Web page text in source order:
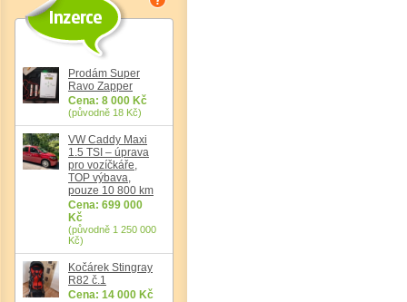
Prodám Super
Ravo Zapper
Cena: 8 000 Kč
(původně 18 Kč)
VW Caddy Maxi
1.5 TSI – úprava
pro vozíčkáře,
TOP výbava,
pouze 10 800 km
Cena: 699 000
Kč
(původně 1 250 000
Kč)
Kočárek Stingray
R82 č.1
Cena: 14 000 Kč